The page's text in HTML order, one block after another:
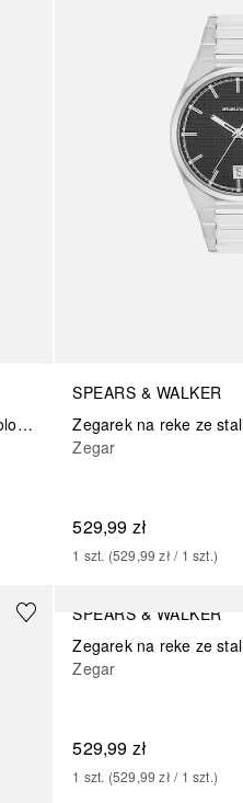
Zegarek na reke ze stali nierdzewnej w kolorze srebrno/zlotym
SPEARS & WALKER
Zegar
529,99 zł
1 szt. (529,99 zł / 1 szt.)
SPEARS & WALKER
Zegar
529,99 zł
1 szt. (529,99 zł / 1 szt.)